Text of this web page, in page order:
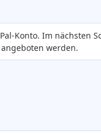
Konto. Im nächsten
werden.